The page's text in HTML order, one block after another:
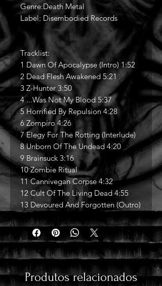
Genre:Death Metal
Label: Disembodied Records
Tracklist:
1 Dawn Of Apocalypse (Intro) 1:52
2 Dead Flesh Awakened 5:21
3 Z-Hunter 3:50
4 ...Was Not My Blood 5:37
5 Horrified By Repulsion 4:28
6 Zompiro 4:26
7 Elegy For The Rotting (Interlude)
8 Unborn Of The Undead 4:20
9 Brainsuck 3:16
10 Zombie Ritual
11 Cannivegan Corpse 4:32
12 Cult Of The Living Dead 4:55
13 Devoured And Forgotten (Outro)
Produtos relacionados